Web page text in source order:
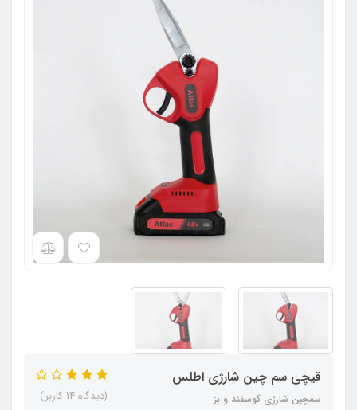
قیچی سم چین شارژی اطلس
سمچین شارژی گوسفند و بز (دیدگاه 14 کاربر)